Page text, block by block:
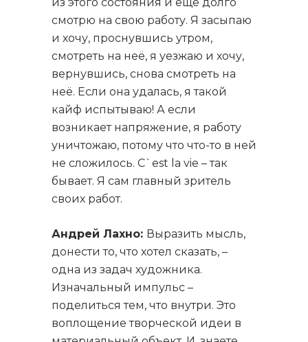
смотрю на свою работу. Я засыпаю
и хочу, проснувшись утром,
смотреть на неё, я уезжаю и хочу,
вернувшись, снова смотреть на
неё. Если она удалась, я такой
кайф испытываю! А если
возникает напряжение, я работу
уничтожаю, потому что что-то в ней
не сложилось. C`est la vie – так
бывает. Я сам главный зритель
своих работ.
Андрей Лахно: Выразить мысль,
донести то, что хотел сказать, –
одна из задач художника.
Изначальный импульс –
поделиться тем, что внутри. Это
воплощение творческой идеи в